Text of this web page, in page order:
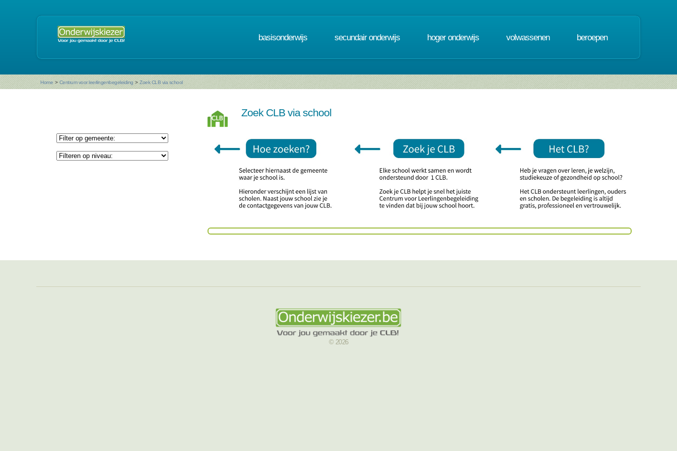
basisonderwijs secundair onderwijs hoger onderwijs volwassenen beroepen
Home > Centrum voor leerlingenbegeleiding > Zoek CLB via school
Zoek CLB via school
© 2026